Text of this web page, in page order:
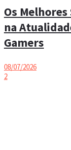
Os
na
Gamers
08/07/2026
2